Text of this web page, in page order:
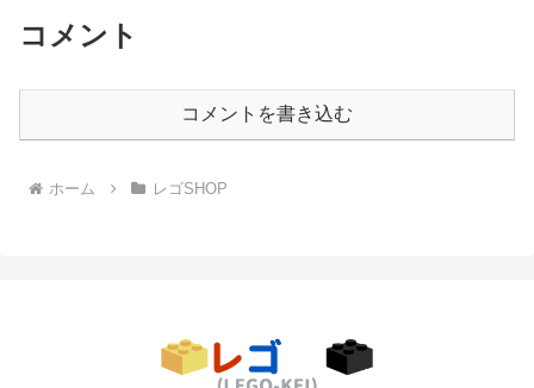
コメント
コメントを書き込む
ホーム レゴSHOP